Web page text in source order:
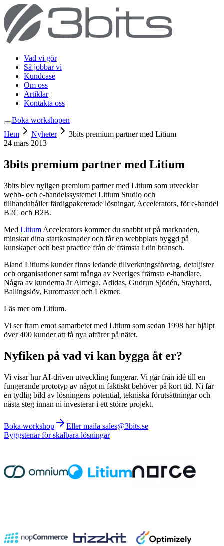
Vad vi gör
Så jobbar vi
Kundcase
Om oss
Artiklar
Kontakta oss
Boka workshopen
Hem
Nyheter
3bits premium partner med Litium
24 mars 2013
3bits premium partner med Litium
3bits blev nyligen premium partner med Litium som utvecklar
webb- och e-handelssystemet Litium Studio och
tillhandahåller färdigpaketerade lösningar, Accelerators, för e-handel
B2C och B2B.
Med Litium Accelerators kommer du snabbt ut på marknaden,
minskar dina startkostnader och får en webbplats byggd på
kunskaper och best practice från de främsta i din bransch.
Bland Litiums kunder finns ledande tillverkningsföretag, detaljister
och organisationer samt många av Sveriges främsta e-handlare.
Några av kunderna är Almega, Adidas, Gudrun Sjödén, Stayhard,
Ballingslöv, Euromaster och Lekmer.
Läs mer om Litium.
Vi ser fram emot samarbetet med Litium som sedan 1998 har hjälpt
över 400 kunder att få nya affärer på nätet.
Nyfiken på vad vi kan bygga åt er?
Vi visar hur AI-driven utveckling fungerar. Vi går från idé till en
fungerande prototyp av något ni faktiskt behöver på kort tid. Ni får
en tydlig bild av lösningens potential, tekniska förutsättningar och
nästa steg innan ni investerar i ett större projekt.
Boka workshop
Eller maila sales@3bits.se
Byggstenar för skalbara lösningar